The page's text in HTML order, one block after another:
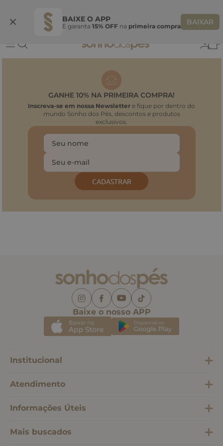
BAIXE O APP
E garanta 15% OFF na primeira compra BAIXAR
Ganhe 10% OFF na coleção utilizando o código do seu vendedor*
GANHE 10% NA PRIMEIRA COMPRA!
Inscreva-se em nossa Newsletter e fique por dentro do
mundo Sonho dos Pés, descontos e produtos
exclusivos.
CADASTRAR
Baixe o nosso APP
Institucional
Atendimento
Informações Úteis
Mais buscados